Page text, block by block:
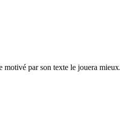
par son texte le jouera mieux.